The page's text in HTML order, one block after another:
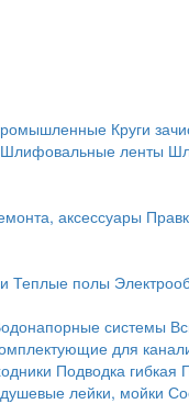
Круги
Шлифовальные ленты
аксессуары
Теплые полы
системы
для
Подводка гибкая
лейки, мойки